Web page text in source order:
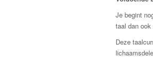
Je begint
taal dan ook
Deze